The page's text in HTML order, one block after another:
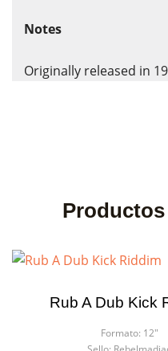
Notes
Originally released in
Rub A Dub Kick
Formato: 12"